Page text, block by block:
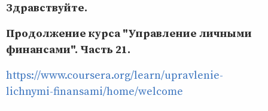
Здравствуйте.
Продолжение курса "Управление личными
финансами". Часть 21.
https://www.coursera.org/learn/upravlenie-
lichnymi-finansami/home/welcome